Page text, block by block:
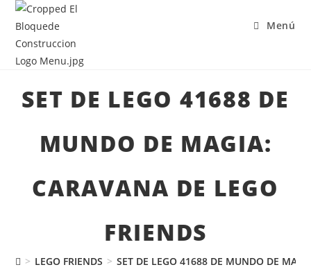
Menú
SET DE LEGO 41688 DE
MUNDO DE MAGIA:
CARAVANA DE LEGO
FRIENDS
> LEGO FRIENDS > SET DE LEGO 41688 DE MUNDO DE